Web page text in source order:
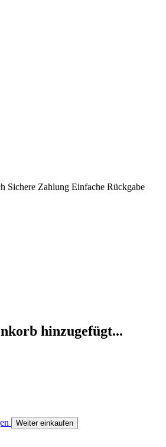
Sichere Zahlung Einfache Rückgabe
hinzugefügt...
Weiter einkaufen